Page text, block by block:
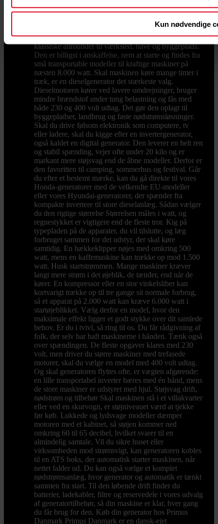
Kun nødvendige
private og erhverv siden 2002, og vi har testet
maskinerne, før de kommer på hylden. Benzin, diesel
eller inverter: vælg type efter opgaven Det første valg
står mellem tre typer. En benzingenerator er den
klassiske allrounder til værksted, have og byggeplads.
Den er billigst i anskaffelse, nem at starte og findes fra
små transportable modeller til kraftige maskiner på
næsten 8.000 watt. Skal maskinen køre mange timer i
træk, er en dieselgenerator det stærkeste valg.
Dieselmotoren kører ved lavere omdrejninger, bruger
mindre brændstof under tung belastning og fås med
både 230 og 400 volt udtag. Det gør den oplagt til
byggepladser, landbrug og faste nødstrømsløsninger.
Skal du drive følsom elektronik som computere, tv
eller ladere, skal du kigge efter en invertergenerator,
også kaldet en digital generator. Den leverer en helt ren
og stabil spænding, vejer ofte under 20 kilo og er
markant mere støjsvag end de åbne modeller. Derfor er
den favoritten til camping, sommerhus og festival. Går
du efter et bestemt mærke, kan du gå direkte til vores
Honda-generatorer med de velkendte EU-modeller
eller vores Hyundai-generatorer, der spænder fra
kompakte invertere til store dieselanlæg. Sådan vælger
du den rigtige størrelse Størrelsen måles i watt, og
regnestykket er vigtigere end de fleste tror. Kig på
typepladen på de apparater, du vil tilslutte, og læg
forbruget sammen for det udstyr, der skal køre
samtidig. En hækkeklipper nøjes med omkring 500
watt, mens en kaffemaskine kan trække op mod 1.500
watt. Husk startstrømmen. Mange maskiner kræver
langt mere strøm i det øjeblik, de tænder, end når de
kører. En kompressor eller en stor vinkelsliber kan
kortvarigt trække op til tre gange sit normale forbrug,
så et apparat på 2.000 watt kan kræve 6.000 watt i
startøjeblikket. Vælg derfor en model, hvor den
maksimale effekt ligger et godt stykke over dit samlede
behov. Er du i tvivl, så ring til os. Du får rådgivning af
folk, der selv har haft maskinerne i hånden. Tænk også
over spændingen. De fleste opgaver klares med 230
volt, men driver du større maskiner med trefasede
motorer, skal du vælge en model med 400 volt udtag.
Og skal generatoren flyttes ofte, er vægten afgørende:
en lille transportabel inverter bæres med én hånd, mens
de store maskiner er udstyret med hjul. Støjsvag drift,
nødstrøm og tilbehør Skal maskinen stå i et villakvarter
eller ved en skurvogn, er støjniveauet værd at tjekke
før køb. Lukkede og lydsvage modeller dæmper
motoren med et kabinet, så støjen kommer ned
omkring 60 til 65 decibel, hvilket svarer til en
almindelig samtale. Vil du sikre huset eller
virksomheden mod strømsvigt, kan generatoren kobles
til en ATS boks, der automatisk starter maskinen, når
nettet falder ud. Du kan også vælge et komplet
nødstrømsanlæg, hvor generator og automatik er tænkt
sammen fra start. Til den løbende drift finder du
batterier, ladekabler, filtre og reservedele i vores udvalg
af generatortilbehør, så din maskine er klar, hver gang
du får brug for den. Køb din generator hos Primus
Danmark Primus Danmark er en dansk-ejet